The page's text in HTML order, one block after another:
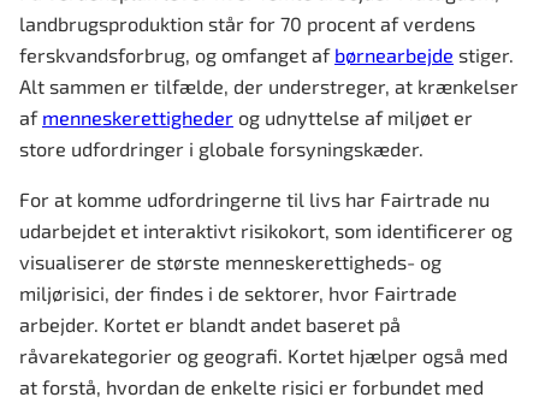
landbrugsproduktion står for 70 procent af verdens
ferskvandsforbrug, og omfanget af børnearbejde stiger.
Alt sammen er tilfælde, der understreger, at krænkelser
af menneskerettigheder og udnyttelse af miljøet er
store udfordringer i globale forsyningskæder.
For at komme udfordringerne til livs har Fairtrade nu
udarbejdet et interaktivt risikokort, som identificerer og
visualiserer de største menneskerettigheds- og
miljørisici, der findes i de sektorer, hvor Fairtrade
arbejder. Kortet er blandt andet baseret på
råvarekategorier og geografi. Kortet hjælper også med
at forstå, hvordan de enkelte risici er forbundet med